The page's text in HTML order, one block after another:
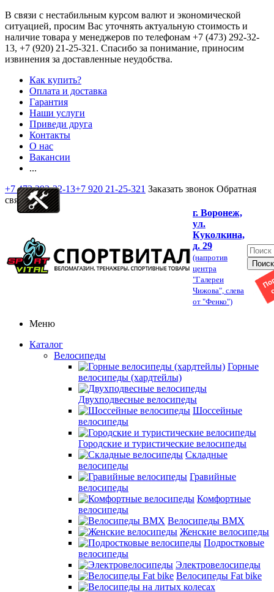
В связи с нестабильным курсом валют и экономической
ситуацией, просим Вас уточнять актуальную стоимость и
наличие товара у менеджеров по телефонам +7 (473) 292-32-
13, +7 (920) 21-25-321 . Спасибо за понимание, приносим
извинения за доставленные неудобства.
Как купить?
Оплата и доставка
Гарантия
Наши услуги
Приведи друга
Контакты
О нас
Вакансии
...
+7 473 292-32-13+7 920 21-25-321 Заказать звонок Обратная
связь
г. Воронеж,
ул.
Куколкина,
д. 29
(напротив
центра
"Галереи
Чижова", слева
от "Фенко")
Меню
Каталог
Велосипеды
Горные
велосипеды (хардтейлы)
Двухподвесные велосипеды
Шоссейные
велосипеды
Городские и туристические велосипеды
Складные
велосипеды
Гравийные
велосипеды
Комфортные
велосипеды
Велосипеды BMX
Женские велосипеды
Подростковые
велосипеды
Электровелосипеды
Велосипеды Fat bike